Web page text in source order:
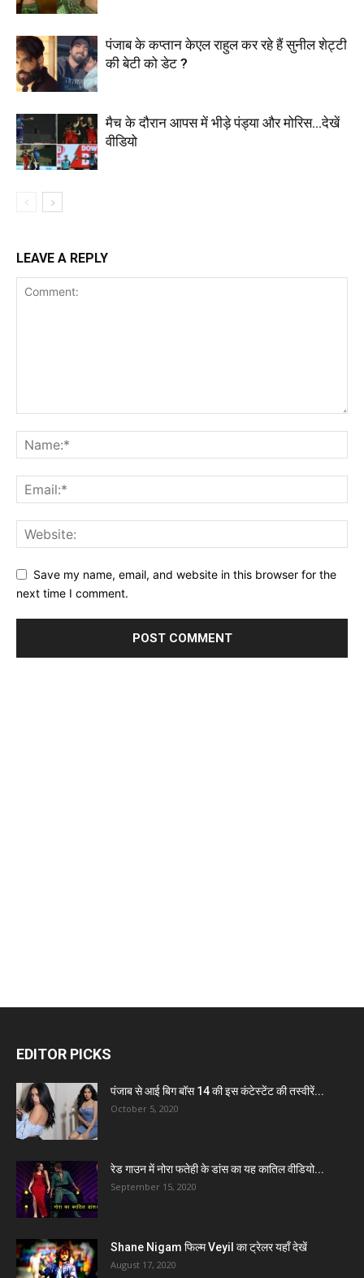
पंजाब के कप्तान केएल राहुल कर रहे हैं सुनील शेट्टी
की बेटी को डेट ?
मैच के दौरान आपस में भीड़े पंड्या और मोरिस…देखें
वीडियो
LEAVE A REPLY
Save my name, email, and website in this browser for the
next time I comment.
EDITOR PICKS
पंजाब से आई बिग बॉस 14 की इस कंटेस्टेंट की तस्वीरें...
October 5, 2020
रेड गाउन में नोरा फतेही के डांस का यह कातिल वीडियो...
September 15, 2020
Shane Nigam फिल्म Veyil का ट्रेलर यहाँ देखें
August 17, 2020